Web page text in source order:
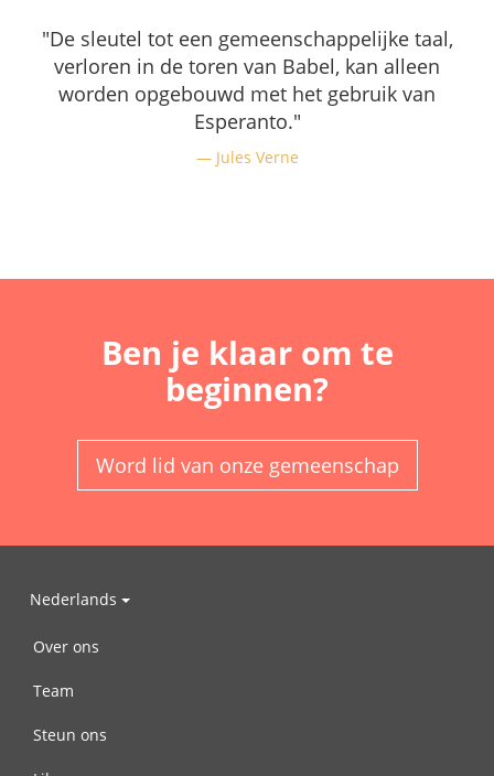
"De sleutel tot een gemeenschappelijke taal,
verloren in de toren van Babel, kan alleen
worden opgebouwd met het gebruik van
Esperanto."
Jules Verne
Ben je klaar om te
beginnen?
Word lid van onze gemeenschap
Nederlands
Over ons
Team
Steun ons